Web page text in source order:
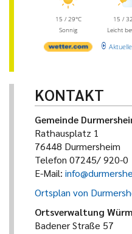
15 / 29°C
Sonnig
15 /
Leicht
KONTAKT
Gemeinde
Rathausplatz 1
76448 Durmersheim
Telefon 07245/ 920-0
E-Mail:
Ortsplan von
Ortsverwaltung
Badener Straße 57